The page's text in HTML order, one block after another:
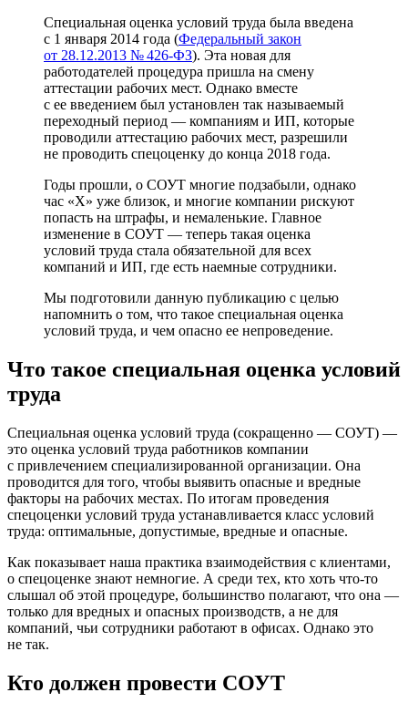
Специальная оценка условий труда была введена
с 1 января 2014 года (Федеральный закон
от 28.12.2013 № 426-ФЗ). Эта новая для
работодателей процедура пришла на смену
аттестации рабочих мест. Однако вместе
с ее введением был установлен так называемый
переходный период — компаниям и ИП, которые
проводили аттестацию рабочих мест, разрешили
не проводить спецоценку до конца 2018 года.
Годы прошли, о СОУТ многие подзабыли, однако
час «Х» уже близок, и многие компании рискуют
попасть на штрафы, и немаленькие. Главное
изменение в СОУТ — теперь такая оценка
условий труда стала обязательной для всех
компаний и ИП, где есть наемные сотрудники.
Мы подготовили данную публикацию с целью
напомнить о том, что такое специальная оценка
условий труда, и чем опасно ее непроведение.
Что такое специальная оценка условий
труда
Специальная оценка условий труда (сокращенно — СОУТ) —
это оценка условий труда работников компании
с привлечением специализированной организации. Она
проводится для того, чтобы выявить опасные и вредные
факторы на рабочих местах. По итогам проведения
спецоценки условий труда устанавливается класс условий
труда: оптимальные, допустимые, вредные и опасные.
Как показывает наша практика взаимодействия с клиентами,
о спецоценке знают немногие. А среди тех, кто хоть что-то
слышал об этой процедуре, большинство полагают, что она —
только для вредных и опасных производств, а не для
компаний, чьи сотрудники работают в офисах. Однако это
не так.
Кто должен провести СОУТ